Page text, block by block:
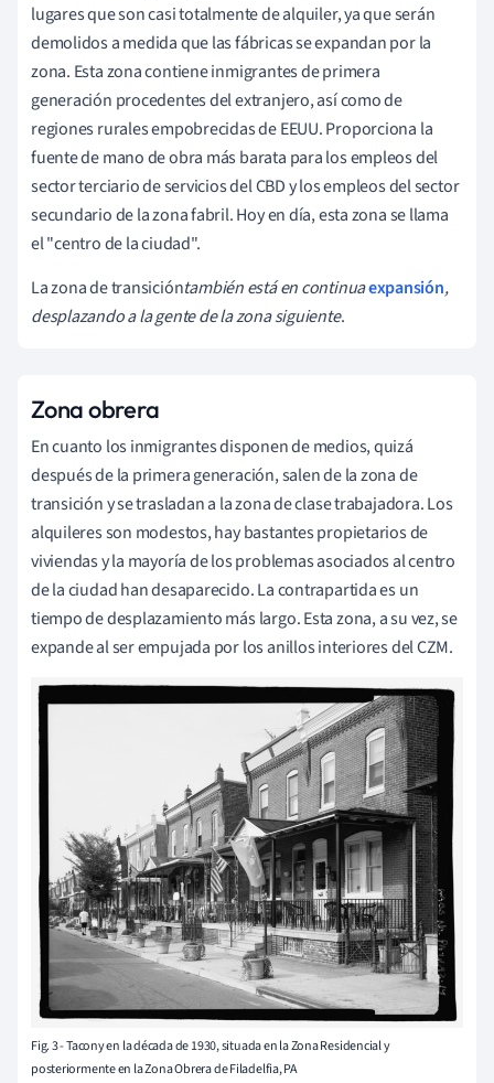
lugares que son casi totalmente de alquiler, ya que serán
demolidos a medida que las fábricas se expandan por la
zona. Esta zona contiene inmigrantes de primera
generación procedentes del extranjero, así como de
regiones rurales empobrecidas de EEUU. Proporciona la
fuente de mano de obra más barata para los empleos del
sector terciario de servicios del CBD y los empleos del sector
secundario de la zona fabril. Hoy en día, esta zona se llama
el "centro de la ciudad".
La zona de transicióntambién está en continuaexpansión,
desplazando a la gente de la zona siguiente.
Zona obrera
En cuanto los inmigrantes disponen de medios, quizá
después de la primera generación, salen de la zona de
transición y se trasladan a la zona de clase trabajadora. Los
alquileres son modestos, hay bastantes propietarios de
viviendas y la mayoría de los problemas asociados al centro
de la ciudad han desaparecido. La contrapartida es un
tiempo de desplazamiento más largo. Esta zona, a su vez, se
expande al ser empujada por los anillos interiores del CZM.
Fig. 3 - Tacony en la década de 1930, situada en la Zona Residencial y
posteriormente en la Zona Obrera de Filadelfia, PA